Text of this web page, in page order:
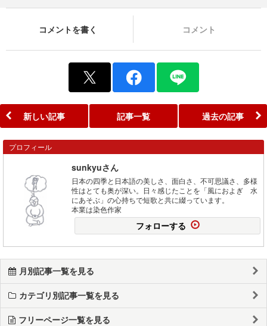
コメントを書く コメント
新しい記事 記事一覧 過去の記事
プロフィール
sunkyuさん
日本の四季と日本語の美しさ、面白さ、不可思議さ、多様
性はとても奥が深い。日々感じたことを「風におよぎ 水
にあそぶ」の心持ちで短歌と共に綴っています。
本業は染色作家
フォローする
月別記事一覧を見る
カテゴリ別記事一覧を見る
フリーページ一覧を見る